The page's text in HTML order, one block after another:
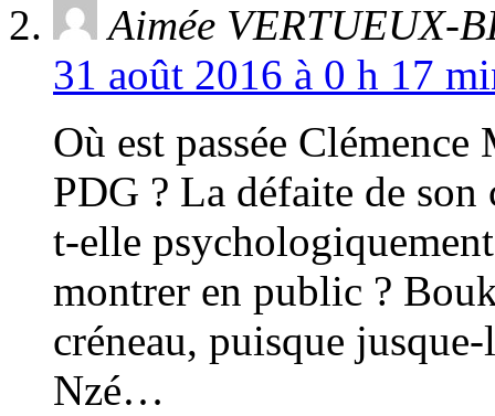
Aimée VERTUEUX-
31 août 2016 à 0 h 17
Où est passée
PDG ? La défaite de
t-elle
montrer en public ?
créneau, puisque
Nzé…